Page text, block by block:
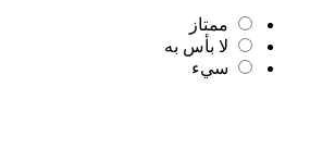
ممتاز
لا بأس به
سيء